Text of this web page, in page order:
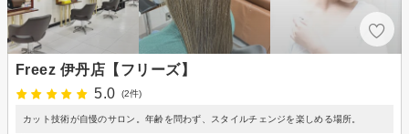
Freez 伊丹店【フリーズ】
5.0
(2件)
カット技術が自慢のサロン。年齢を問わず、スタイルチェンジを楽しめる場所。